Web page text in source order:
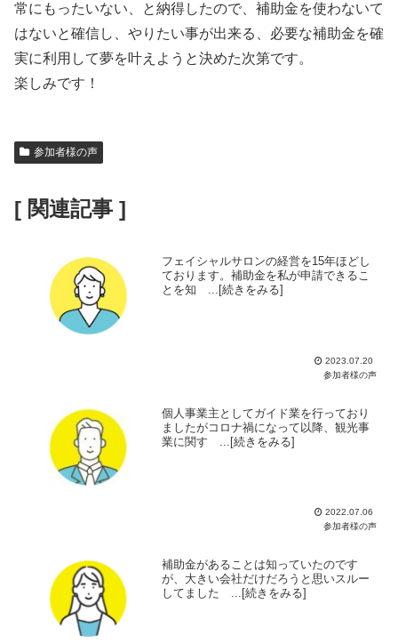
常にもったいない、と納得したので、補助金を使わないて
はないと確信し、やりたい事が出来る、必要な補助金を確
実に利用して夢を叶えようと決めた次第です。
楽しみです！
参加者様の声
[ 関連記事 ]
フェイシャルサロンの経営を15年ほどし
ております。補助金を私が申請できるこ
とを知 ...[続きをみる]
2023.07.20
参加者様の声
個人事業主としてガイド業を行っており
ましたがコロナ禍になって以降、観光事
業に関す ...[続きをみる]
2022.07.06
参加者様の声
補助金があることは知っていたのです
が、大きい会社だけだろうと思いスルー
してました ...[続きをみる]